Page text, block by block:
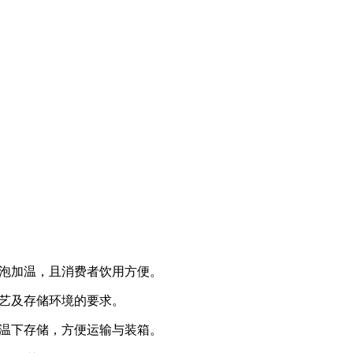
加温，且消费者饮用方便。
及存储环境的要求。
下存储，方便运输与装箱。